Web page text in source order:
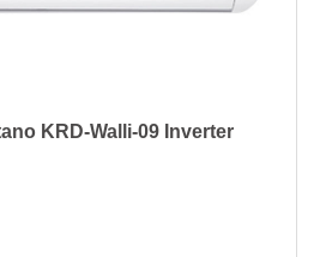
KRD-Walli-09 Inverter